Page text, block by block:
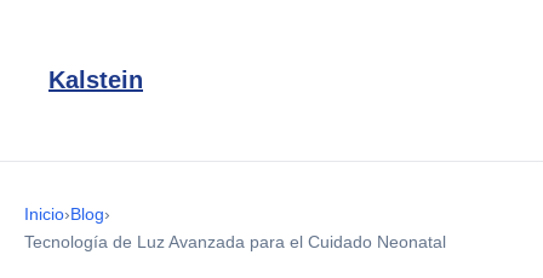
Kalstein
Inicio›Blog›
Tecnología de Luz Avanzada para el Cuidado Neonatal